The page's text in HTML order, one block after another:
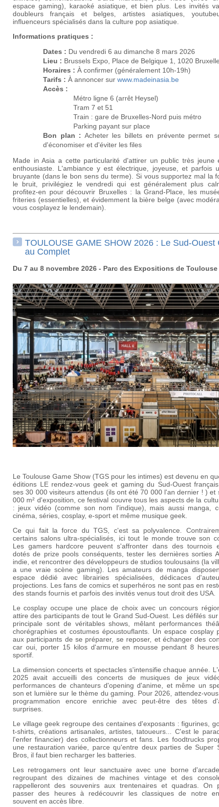
espace gaming), karaoké asiatique, et bien plus. Les invités
doubleurs français et belges, artistes asiatiques,
influenceurs spécialisés dans la culture pop asiatique.
Informations pratiques :
Dates : Du vendredi 6 au dimanche 8 mars 2026
Lieu : Brussels Expo, Place de Belgique 1, 1020
Horaires : À confirmer (généralement 10h-19h)
Tarifs : À annoncer sur www.madeinasia.be
Accès :
Métro ligne 6 (arrêt Heysel)
Tram 7 et 51
Train : gare de Bruxelles-Nord puis métro
Parking payant sur place
Bon plan : Acheter les billets en prévente permet
d'économiser et d'éviter les files
Made in Asia a cette particularité d'attirer un public très jeune
enthousiaste. L'ambiance y est électrique, joyeuse, et parfois
bruyante (dans le bon sens du terme). Si vous supportez mal la
le bruit, privilégiez le vendredi qui est généralement plus
profitez-en pour découvrir Bruxelles : la Grand-Place, les
friteries (essentielles), et évidemment la bière belge (avec
vous cosplayez le lendemain).
TOULOUSE GAME SHOW 2026 : Le Sud-Ouest
au Complet
Du 7 au 8 novembre 2026 - Parc des Expositions de Toulouse
Le Toulouse Game Show (TGS pour les intimes) est devenu en
éditions LE rendez-vous geek et gaming du Sud-Ouest
ses 30 000 visiteurs attendus (ils ont été 70 000 l'an dernier ! ) et
000 m² d'exposition, ce festival couvre tous les aspects de la
: jeux vidéo (comme son nom l'indique), mais aussi manga,
cinéma, séries, cosplay, e-sport et même musique geek.
Ce qui fait la force du TGS, c'est sa polyvalence.
certains salons ultra-spécialisés, ici tout le monde trouve son
Les gamers hardcore peuvent s'affronter dans des tournois
dotés de prize pools conséquents, tester les dernières sorties
indie, et rencontrer des développeurs de studios toulousains (la
a une vraie scène gaming). Les amateurs de manga
espace dédié avec librairies spécialisées, dédicaces
projections. Les fans de comics et superhéros ne sont pas en
des stands fournis et parfois des invités venus tout droit des USA.
Le cosplay occupe une place de choix avec un concours
attire des participants de tout le Grand Sud-Ouest. Les défilés
principale sont de véritables shows, mêlant performances
chorégraphies et costumes époustouflants. Un espace cosplay
aux participants de se préparer, se reposer, et échanger des
car oui, porter 15 kilos d'armure en mousse pendant 8
sportif.
La dimension concerts et spectacles s'intensifie chaque année.
2025 avait accueilli des concerts de musiques de jeux
performances de chanteurs d'opening d'anime, et même un
son et lumière sur le thème du gaming. Pour 2026, attendez-
programmation encore enrichie avec peut-être des têtes
surprises.
Le village geek regroupe des centaines d'exposants : figurines,
t-shirts, créations artisanales, artistes, tatoueurs... C'est le
l'enfer financier) des collectionneurs et fans. Les foodtrucks
une restauration variée, parce qu'entre deux parties de Super
Bros, il faut bien recharger les batteries.
Les retrogamers ont leur sanctuaire avec une borne
regroupant des dizaines de machines vintage et des
rappelleront des souvenirs aux trentenaires et quadras. On
passer des heures à redécouvrir les classiques de notre
souvent en accès libre.